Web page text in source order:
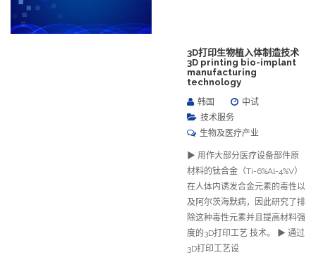
3D打印生物植入体制造技术
3D printing bio-implant
manufacturing
technology
韩国
中试
技术服务
生物及医疗产业
▶ 用作大部分医疗设备部件原
材料的钛合金（Ti-6%Al-4%V）
在人体内诱发合金元素的毒性以
及阿尔茨海默病，因此研究了排
除这种毒性元素并且提高材料强
度的3D打印工艺 技术。 ▶ 通过
3D打印工艺设